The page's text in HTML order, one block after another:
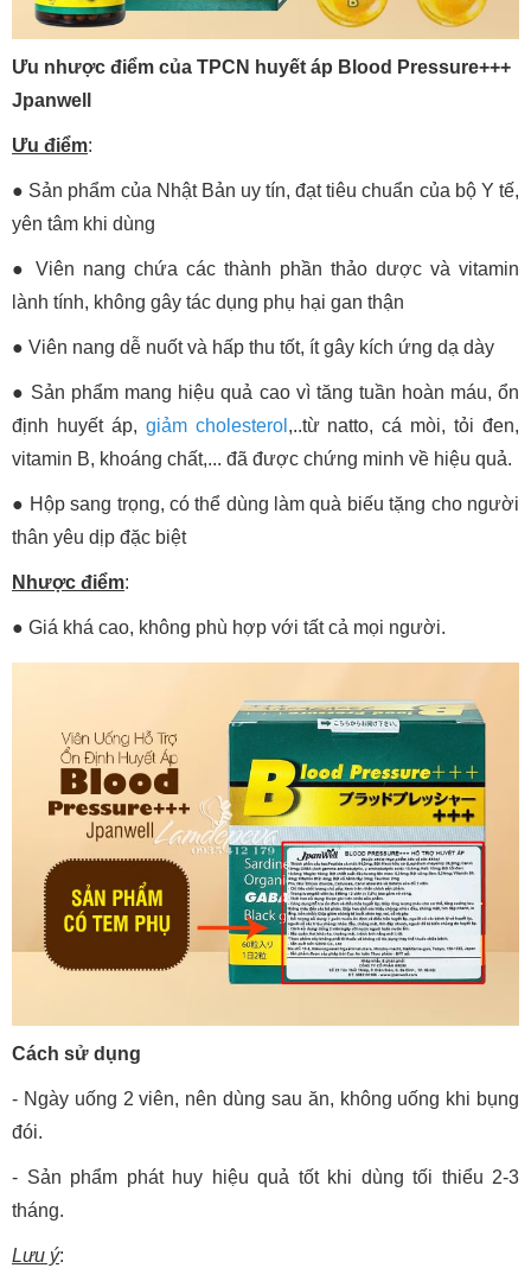
Ưu nhược điểm của TPCN huyết áp Blood Pressure+++
Jpanwell
Ưu điểm:
● Sản phẩm của Nhật Bản uy tín, đạt tiêu chuẩn của bộ Y tế,
yên tâm khi dùng
● Viên nang chứa các thành phần thảo dược và vitamin
lành tính, không gây tác dụng phụ hại gan thận
● Viên nang dễ nuốt và hấp thu tốt, ít gây kích ứng dạ dày
● Sản phẩm mang hiệu quả cao vì tăng tuần hoàn máu, ổn
định huyết áp, giảm cholesterol ,..từ natto, cá mòi, tỏi đen,
vitamin B, khoáng chất,... đã được chứng minh về hiệu quả.
● Hộp sang trọng, có thể dùng làm quà biếu tặng cho người
thân yêu dịp đặc biệt
Nhược điểm:
● Giá khá cao, không phù hợp với tất cả mọi người.
Cách sử dụng
- Ngày uống 2 viên, nên dùng sau ăn, không uống khi bụng
đói.
- Sản phẩm phát huy hiệu quả tốt khi dùng tối thiểu 2-3
tháng.
Lưu ý: